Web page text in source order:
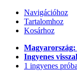
Navigációhoz
Tartalomhoz
Kosárhoz
Ingyenes
1 ingyenes